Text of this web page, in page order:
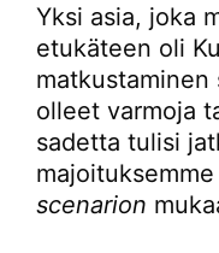
Yksi asia, joka
etukäteen oli
matkustaminen
olleet varmoja
sadetta tulisi
scenarion